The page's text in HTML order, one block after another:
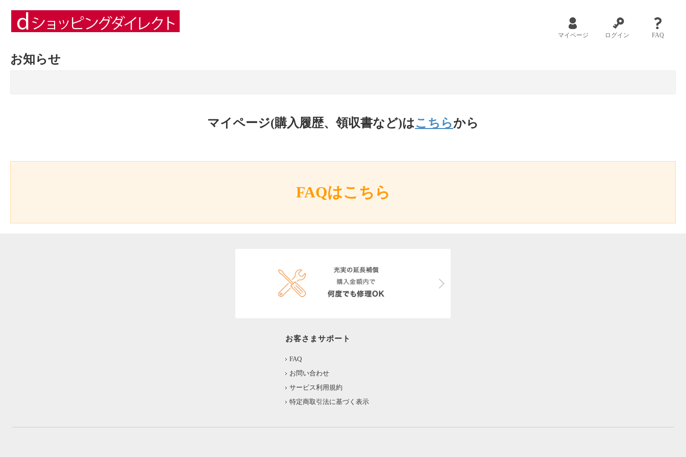
マイページ ログイン FAQ
お知らせ
マイページ(購入履歴、領収書など)はこちらから
FAQはこちら
お客さまサポート
FAQ
お問い合わせ
サービス利用規約
特定商取引法に基づく表示